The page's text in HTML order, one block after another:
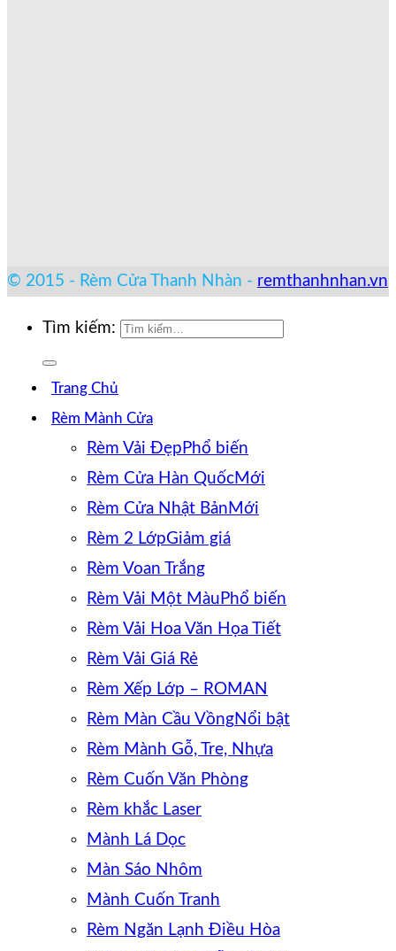
© 2015 - Rèm Cửa Thanh Nhàn - remthanhnhan.vn
Tìm kiếm:
Trang Chủ
Rèm Mành Cửa
Rèm Vải Đẹp
Rèm Cửa Hàn Quốc
Rèm Cửa Nhật Bản
Rèm 2 Lớp
Rèm Voan Trắng
Rèm Vải Một Màu
Rèm Vải Hoa Văn Họa Tiết
Rèm Vải Giá Rẻ
Rèm Xếp Lớp – ROMAN
Rèm Màn Cầu Vồng
Rèm Mành Gỗ, Tre, Nhựa
Rèm Cuốn Văn Phòng
Rèm khắc Laser
Mành Lá Dọc
Màn Sáo Nhôm
Mành Cuốn Tranh
Rèm Ngăn Lạnh Điều Hòa